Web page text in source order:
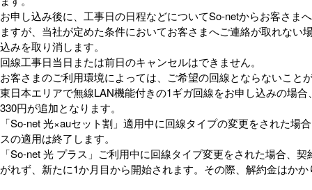
お申し込み後に、工事日の日程などについてSo-netからお客さま
ますが、当社が定めた条件においてお客さまへご連絡が取れない
込みを取り消します。
回線工事日当日または前日のキャンセルはできません。
お客さまのご利用環境によっては、ご希望の回線とならないこと
東日本エリアで無線LAN機能付きの1ギガ回線をお申し込みの場合
330円が追加となります。
「So-net 光×auセット割」適用中に回線タイプの変更をされた場
スの適用は終了します。
「So-net 光 プラス」ご利用中に回線タイプ変更をされた場合、
がれず、新たに1か月目から開始されます。その際、解約金はか